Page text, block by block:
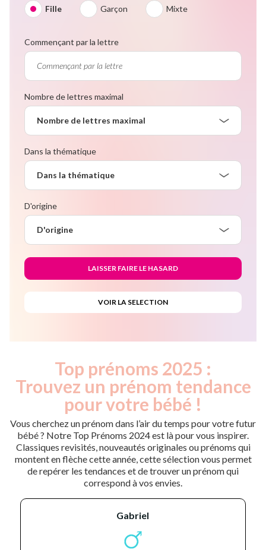
Fille Garçon Mixte
Commençant par la lettre
Nombre de lettres maximal
Nombre de lettres maximal
Dans la thématique
Dans la thématique
D'origine
D'origine
Top prénoms 2025 :
Trouvez un prénom tendance
pour votre bébé !
Vous cherchez un prénom dans l’air du temps pour votre futur
bébé ? Notre Top Prénoms 2024 est là pour vous inspirer.
Classiques revisités, nouveautés originales ou prénoms qui
montent en flèche cette année, cette sélection vous permet
de repérer les tendances et de trouver un prénom qui
correspond à vos envies.
gabriel